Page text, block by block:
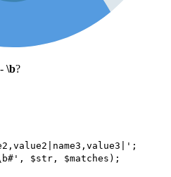
\b?
$str, $matches);